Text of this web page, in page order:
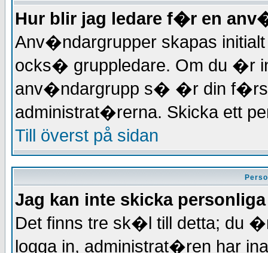
Hur blir jag ledare f�r en
Anv�ndargrupper skapas
ocks� gruppledare. Om du �r
anv�ndargrupp s� �r din
administrat�rerna. Skicka ett
Till överst på sidan
Jag kan inte skicka
Det finns tre sk�l till detta; du
logga in, administrat�ren har